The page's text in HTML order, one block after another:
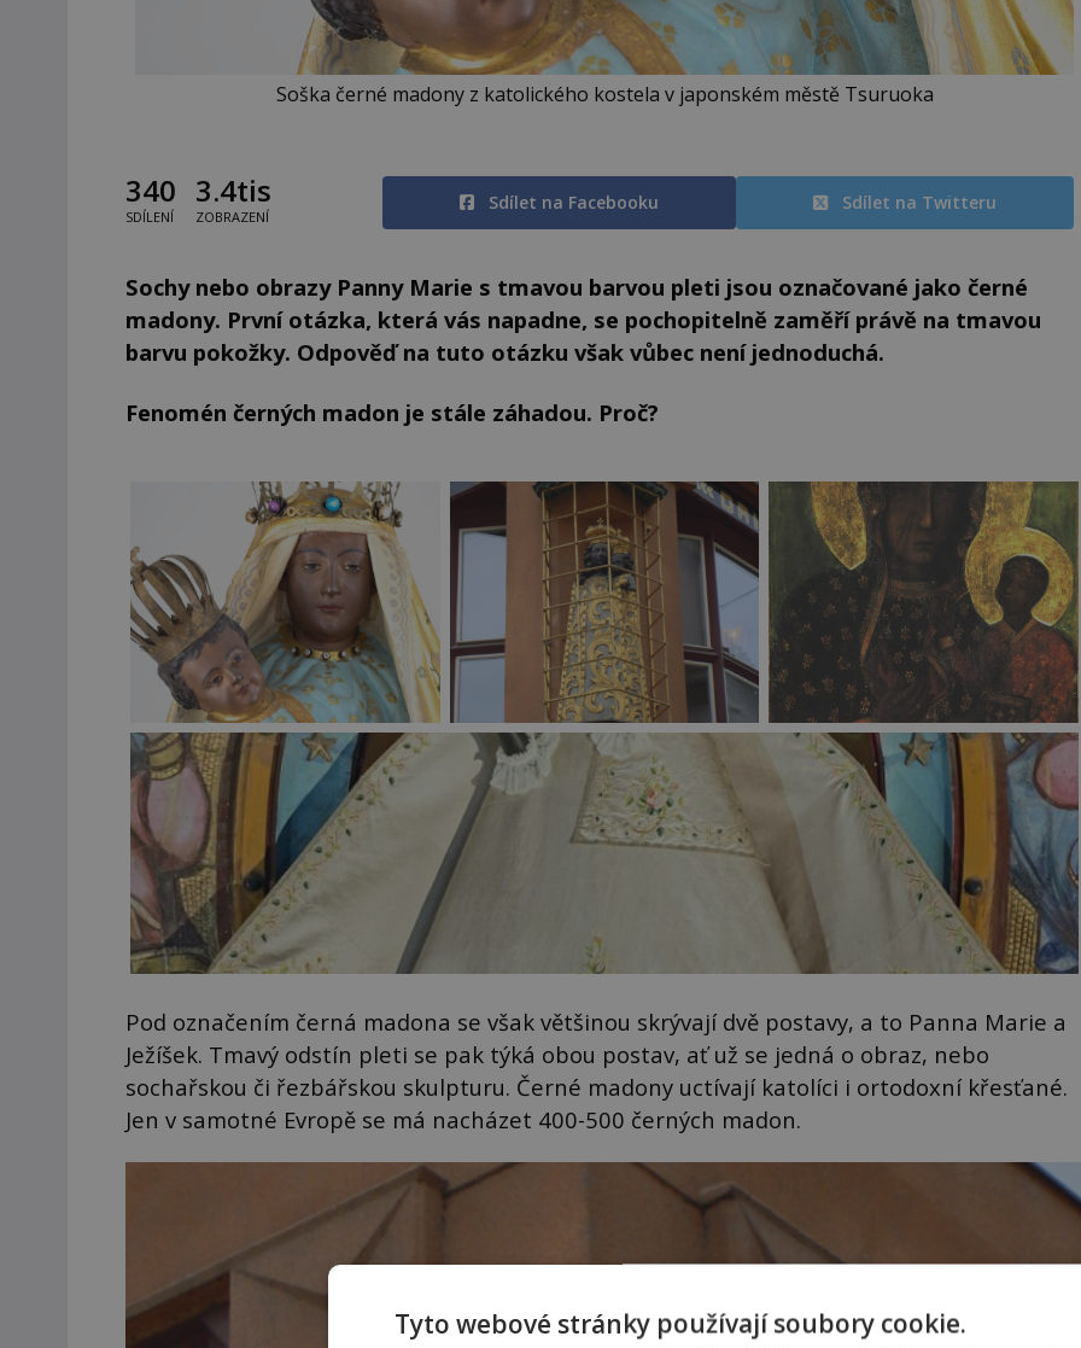
Soška černé madony z katolického kostela v japonském městě Tsuruoka
340
SDÍLENÍ
3.4tis
ZOBRAZENÍ
Sdílet na Facebooku Sdílet na Twitteru
Sochy nebo obrazy Panny Marie s tmavou barvou pleti jsou označované jako černé
madony. První otázka, která vás napadne, se pochopitelně zaměří právě na tmavou
barvu pokožky. Odpověď na tuto otázku však vůbec není jednoduchá.
Fenomén černých madon je stále záhadou. Proč?
Pod označením černá madona se však většinou skrývají dvě postavy, a to Panna Marie a
Ježíšek. Tmavý odstín pleti se pak týká obou postav, ať už se jedná o obraz, nebo
sochařskou či řezbářskou skulpturu. Černé madony uctívají katolíci i ortodoxní křesťané.
Jen v samotné Evropě se má nacházet 400-500 černých madon.
Tyto webové stránky používají soubory cookie.